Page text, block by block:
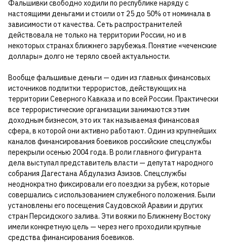
Фальшивки свободно ходили по республике наряду с
настоящими деньгами и стоили от 25 до 50% от номинала в
зависимости от качества. Сеть распространителей
действовала не только на территории России, но и в
некоторых странах ближнего зарубежья. Понятие «чеченские
доллары» долго не теряло своей актуальности.
Вообще фальшивые деньги — один из главных финансовых
источников подпитки террористов, действующих на
территории Северного Кавказа и по всей России. Практически
все террористические организации занимаются этим
доходным бизнесом, это их так называемая финансовая
сфера, в которой они активно работают. Один из крупнейших
каналов финансирования боевиков российские спецслужбы
перекрыли осенью 2004 года. В роли главного фигуранта
дела выступал представитель власти — депутат народного
собрания Дагестана Абдулазиз Азизов. Спецслужбы
неоднократно фиксировали его поездки за рубеж, которые
совершались с использованием служебного положения. Были
установлены его посещения Саудовской Аравии и других
стран Персидского залива. Эти вояжи по Ближнему Востоку
имели конкретную цель — через него проходили крупные
средства финансирования боевиков.